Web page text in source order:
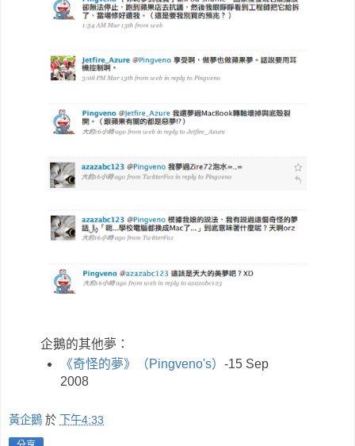
企鵝的其他夢：
《奇怪的夢》（Pingveno's） -15 Sep
2008
黃企鵝 於 下午4:33